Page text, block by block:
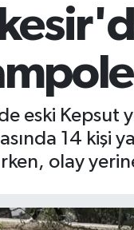
eski
14 kişi
olay